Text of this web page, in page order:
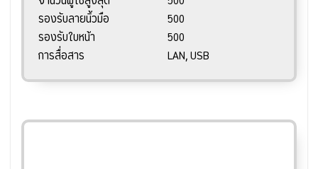
รองรับลายนิ้วมือ
500
รองรับใบหน้า
500
การสื่อสาร
LAN, USB